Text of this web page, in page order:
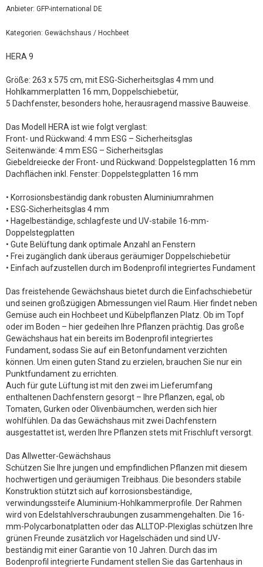
Anbieter: GFP-international DE
Kategorien: Gewächshaus / Hochbeet
HERA 9
Größe: 263 x 575 cm, mit ESG-Sicherheitsglas 4 mm und
Hohlkammerplatten 16 mm, Doppelschiebetür,
5 Dachfenster, besonders hohe, herausragend massive Bauweise.
Das Modell HERA ist wie folgt verglast:
Front- und Rückwand: 4 mm ESG – Sicherheitsglas
Seitenwände: 4 mm ESG – Sicherheitsglas
Giebeldreiecke der Front- und Rückwand: Doppelstegplatten 16 mm
Dachflächen inkl. Fenster: Doppelstegplatten 16 mm
• Korrosionsbeständig dank robusten Aluminiumrahmen
• ESG-Sicherheitsglas 4 mm
• Hagelbeständige, schlagfeste und UV-stabile 16-mm-
Doppelstegplatten
• Gute Belüftung dank optimale Anzahl an Fenstern
• Frei zugänglich dank überaus geräumiger Doppelschiebetür
• Einfach aufzustellen durch im Bodenprofil integriertes Fundament
Das freistehende Gewächshaus bietet durch die Einfachschiebetür
und seinen großzügigen Abmessungen viel Raum. Hier findet neben
Gemüse auch ein Hochbeet und Kübelpflanzen Platz. Ob im Topf
oder im Boden – hier gedeihen Ihre Pflanzen prächtig. Das große
Gewächshaus hat ein bereits im Bodenprofil integriertes
Fundament, sodass Sie auf ein Betonfundament verzichten
können. Um einen guten Stand zu erzielen, brauchen Sie nur ein
Punktfundament zu errichten.
Auch für gute Lüftung ist mit den zwei im Lieferumfang
enthaltenen Dachfenstern gesorgt – Ihre Pflanzen, egal, ob
Tomaten, Gurken oder Olivenbäumchen, werden sich hier
wohlfühlen. Da das Gewächshaus mit zwei Dachfenstern
ausgestattet ist, werden Ihre Pflanzen stets mit Frischluft versorgt.
Das Allwetter-Gewächshaus
Schützen Sie Ihre jungen und empfindlichen Pflanzen mit diesem
hochwertigen und geräumigen Treibhaus. Die besonders stabile
Konstruktion stützt sich auf korrosionsbeständige,
verwindungssteife Aluminium-Hohlkammerprofile. Der Rahmen
wird von Edelstahlverschraubungen zusammengehalten. Die 16-
mm-Polycarbonatplatten oder das ALLTOP-Plexiglas schützen Ihre
grünen Freunde zusätzlich vor Hagelschäden und sind UV-
beständig mit einer Garantie von 10 Jahren. Durch das im
Bodenprofil integrierte Fundament stellen Sie das Gartenhaus in